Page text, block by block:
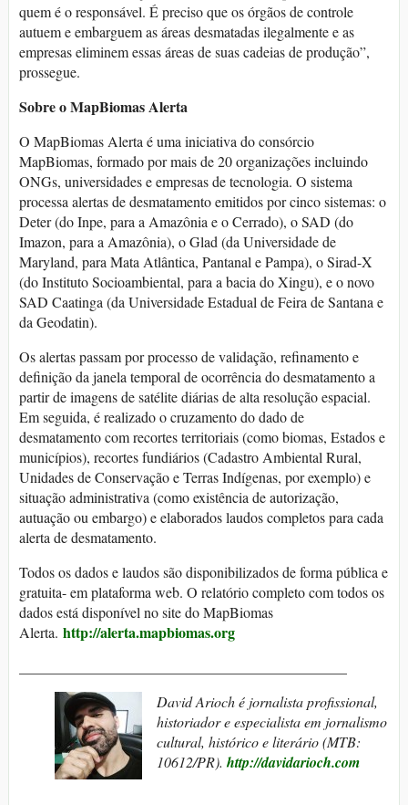
quem é o responsável. É preciso que os órgãos de controle
autuem e embarguem as áreas desmatadas ilegalmente e as
empresas eliminem essas áreas de suas cadeias de produção”,
prossegue.
Sobre o MapBiomas Alerta
O MapBiomas Alerta é uma iniciativa do consórcio
MapBiomas, formado por mais de 20 organizações incluindo
ONGs, universidades e empresas de tecnologia. O sistema
processa alertas de desmatamento emitidos por cinco sistemas: o
Deter (do Inpe, para a Amazônia e o Cerrado), o SAD (do
Imazon, para a Amazônia), o Glad (da Universidade de
Maryland, para Mata Atlântica, Pantanal e Pampa), o Sirad-X
(do Instituto Socioambiental, para a bacia do Xingu), e o novo
SAD Caatinga (da Universidade Estadual de Feira de Santana e
da Geodatin).
Os alertas passam por processo de validação, refinamento e
definição da janela temporal de ocorrência do desmatamento a
partir de imagens de satélite diárias de alta resolução espacial.
Em seguida, é realizado o cruzamento do dado de
desmatamento com recortes territoriais (como biomas, Estados e
municípios), recortes fundiários (Cadastro Ambiental Rural,
Unidades de Conservação e Terras Indígenas, por exemplo) e
situação administrativa (como existência de autorização,
autuação ou embargo) e elaborados laudos completos para cada
alerta de desmatamento.
Todos os dados e laudos são disponibilizados de forma pública e
gratuita- em plataforma web. O relatório completo com todos os
dados está disponível no site do MapBiomas
Alerta. http://alerta.mapbiomas.org
David Arioch é jornalista profissional,
historiador e especialista em jornalismo
cultural, histórico e literário(MTB:
10612/PR). http://davidarioch.com